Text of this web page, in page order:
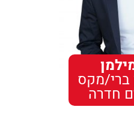
ברי/מקס
חדרה